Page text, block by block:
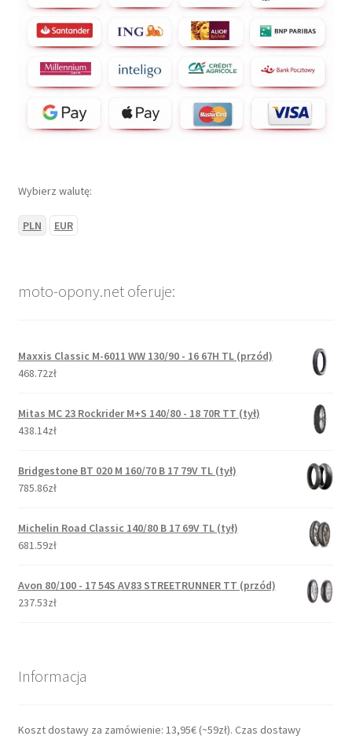
Wybierz walutę:
PLN EUR
moto-opony.net oferuje:
Maxxis Classic M-6011 WW 130/90 - 16 67H TL (przód)
468.72zł
Mitas MC 23 Rockrider M+S 140/80 - 18 70R TT (tył)
438.14zł
Bridgestone BT 020 M 160/70 B 17 79V TL (tył)
785.86zł
Michelin Road Classic 140/80 B 17 69V TL (tył)
681.59zł
Avon 80/100 - 17 54S AV83 STREETRUNNER TT (przód)
237.53zł
Informacja
Koszt dostawy za zamówienie: 13,95€ (~59zł). Czas dostawy